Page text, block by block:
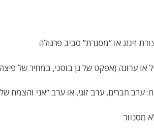
זיגזג או “מסגרת” סביב פרגולה
או ערוגה (אפקט של גן בוטני, במחיר של
מסנוור